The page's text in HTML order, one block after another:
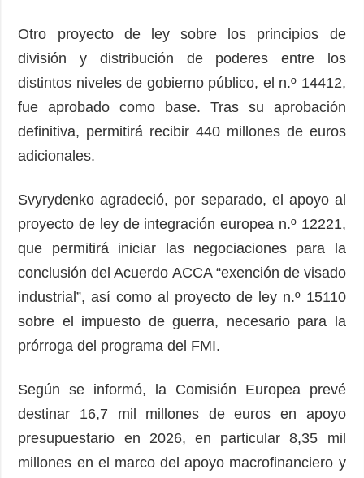
Otro proyecto de ley sobre los principios de
división y distribución de poderes entre los
distintos niveles de gobierno público, el n.º 14412,
fue aprobado como base. Tras su aprobación
definitiva, permitirá recibir 440 millones de euros
adicionales.
Svyrydenko agradeció, por separado, el apoyo al
proyecto de ley de integración europea n.º 12221,
que permitirá iniciar las negociaciones para la
conclusión del Acuerdo ACCA “exención de visado
industrial”, así como al proyecto de ley n.º 15110
sobre el impuesto de guerra, necesario para la
prórroga del programa del FMI.
Según se informó, la Comisión Europea prevé
destinar 16,7 mil millones de euros en apoyo
presupuestario en 2026, en particular 8,35 mil
millones en el marco del apoyo macrofinanciero y